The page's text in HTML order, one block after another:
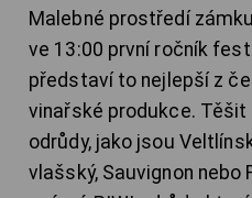
Malebné prostředí
ve 13:00 první ročník
představí to nejlepší z
vinařské produkce.
odrůdy, jako jsou
vlašský, Sauvignon nebo